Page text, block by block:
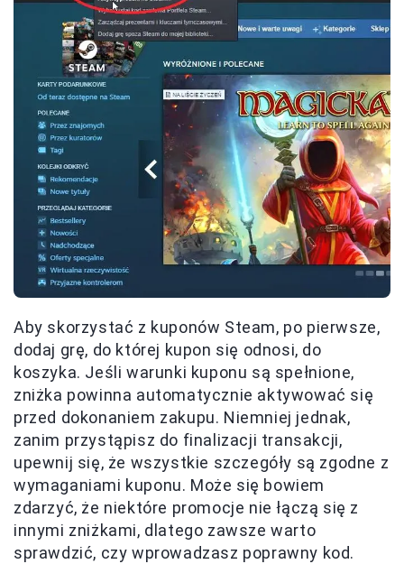
Aby skorzystać z kuponów Steam, po pierwsze,
dodaj grę, do której kupon się odnosi, do
koszyka. Jeśli warunki kuponu są spełnione,
zniżka powinna automatycznie aktywować się
przed dokonaniem zakupu. Niemniej jednak,
zanim przystąpisz do finalizacji transakcji,
upewnij się, że wszystkie szczegóły są zgodne z
wymaganiami kuponu. Może się bowiem
zdarzyć, że niektóre promocje nie łączą się z
innymi zniżkami, dlatego zawsze warto
sprawdzić, czy wprowadzasz poprawny kod.